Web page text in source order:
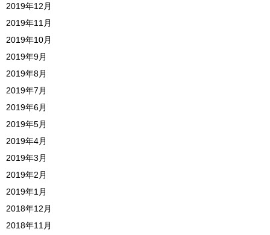
2019年12月
2019年11月
2019年10月
2019年9月
2019年8月
2019年7月
2019年6月
2019年5月
2019年4月
2019年3月
2019年2月
2019年1月
2018年12月
2018年11月